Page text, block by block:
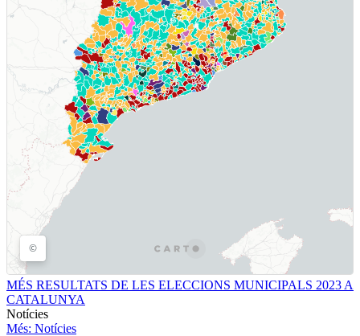
MÉS RESULTATS DE LES ELECCIONS MUNICIPALS 2023 A
CATALUNYA
Notícies
Més: Notícies